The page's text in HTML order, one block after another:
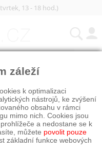
13 - 18 hod.)
záleží
k optimalizaci
nástrojů, ke zvýšení
obsahu v rámci
mimo nich. Cookies jsou
a nedostane se k
můžete povolit pouze
základní funkce webových